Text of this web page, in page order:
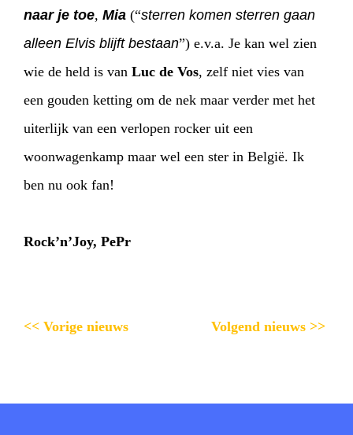
naar je toe, Mia (“sterren komen sterren gaan
alleen Elvis blijft bestaan”) e.v.a. Je kan wel zien
wie de held is van Luc de Vos, zelf niet vies van
een gouden ketting om de nek maar verder met het
uiterlijk van een verlopen rocker uit een
woonwagenkamp maar wel een ster in België. Ik
ben nu ook fan!
Rock’n’Joy, PePr
<< Vorige nieuws Volgend nieuws >>